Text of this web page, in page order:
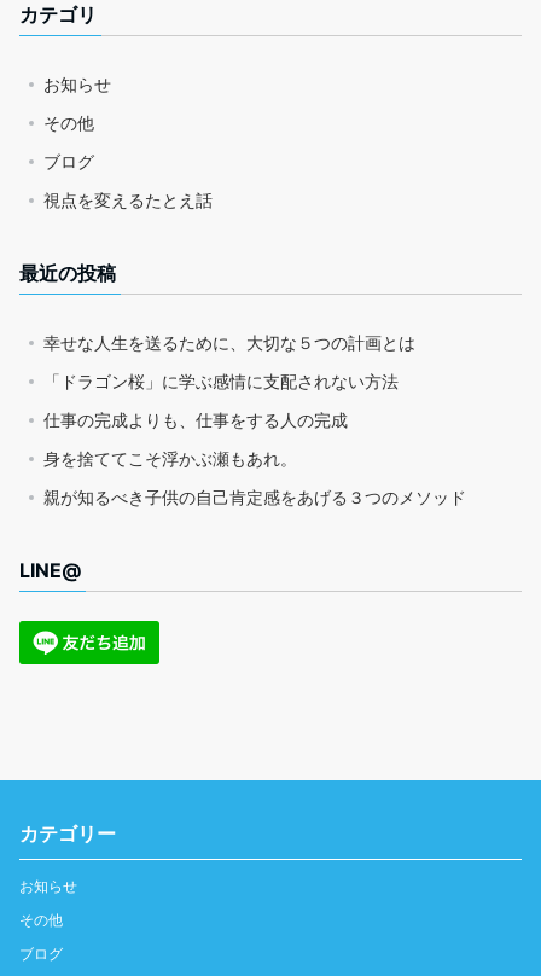
カテゴリ
お知らせ
その他
ブログ
視点を変えるたとえ話
最近の投稿
幸せな人生を送るために、大切な５つの計画とは
「ドラゴン桜」に学ぶ感情に支配されない方法
仕事の完成よりも、仕事をする人の完成
身を捨ててこそ浮かぶ瀬もあれ。
親が知るべき子供の自己肯定感をあげる３つのメソッド
LINE@
カテゴリー
お知らせ
その他
ブログ